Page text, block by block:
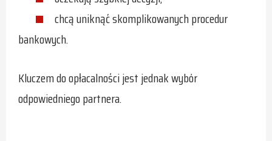
chcą uniknąć skomplikowanych procedur
bankowych.
Kluczem do opłacalności jest jednak wybór
odpowiedniego partnera.